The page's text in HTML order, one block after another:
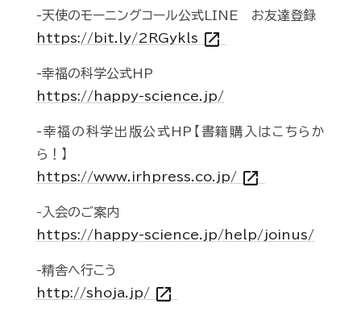
-天使のモーニングコール公式LINE お友達登録
https://bit.ly/2RGykls open_in_new
-幸福の科学公式HP
https://happy-science.jp/
-幸福の科学出版公式HP【書籍購入はこちらか
ら！】
https://www.irhpress.co.jp/ open_in_new
-入会のご案内
https://happy-science.jp/help/joinus/
-精舎へ行こう
http://shoja.jp/ open_in_new